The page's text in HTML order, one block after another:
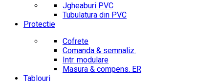
Jgheaburi PVC
Tubulatura din PVC
Protectie
Cofrete
Comanda & semnaliz.
Intr. modulare
Masura & compens. ER
Tablouri